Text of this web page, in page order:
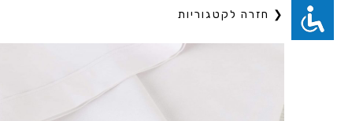
❮ חזרה לקטגוריות